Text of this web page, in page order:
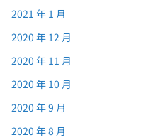
2021 年 1 月
2020 年 12 月
2020 年 11 月
2020 年 10 月
2020 年 9 月
2020 年 8 月